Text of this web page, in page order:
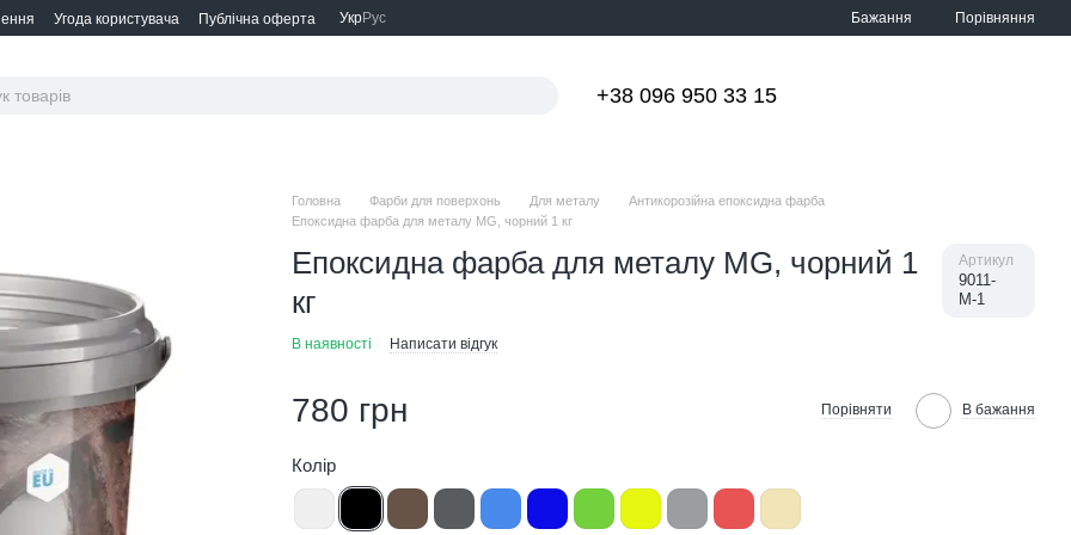
Угода користувача Публічна оферта УкрРус Бажання Порівняння
+38 096 950 33 15
Головна Фарби для поверхонь Для металу
Антикорозійна епоксидна фарба
Епоксидна фарба для металу MG, чорний 1 кг
Епоксидна фарба для металу MG, чорний 1
кг
Артикул
9011-
М-1
В наявності Написати відгук
780 грн Порівняти В бажання
Колір